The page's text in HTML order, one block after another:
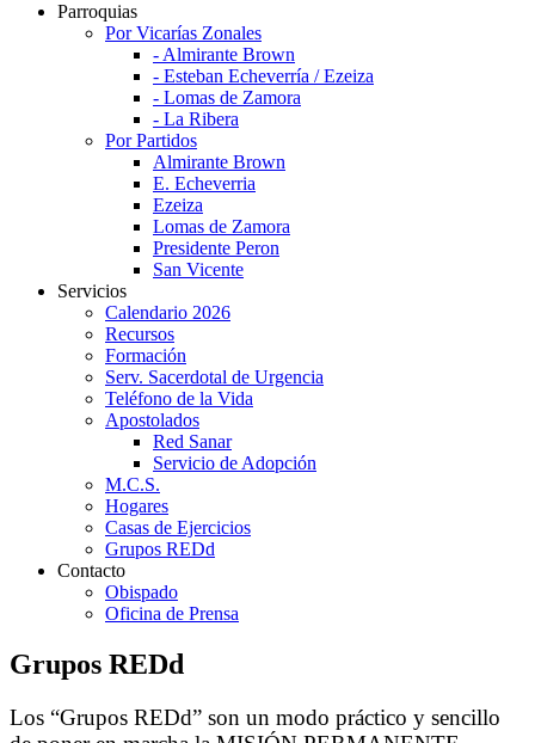
Parroquias
Por Vicarías Zonales
- Almirante Brown
- Esteban Echeverría / Ezeiza
- Lomas de Zamora
- La Ribera
Por Partidos
Almirante Brown
E. Echeverria
Ezeiza
Lomas de Zamora
Presidente Peron
San Vicente
Servicios
Calendario 2026
Recursos
Formación
Serv. Sacerdotal de Urgencia
Teléfono de la Vida
Apostolados
Red Sanar
Servicio de Adopción
M.C.S.
Hogares
Casas de Ejercicios
Grupos REDd
Contacto
Obispado
Oficina de Prensa
Grupos REDd
Los “Grupos REDd” son un modo práctico y sencillo